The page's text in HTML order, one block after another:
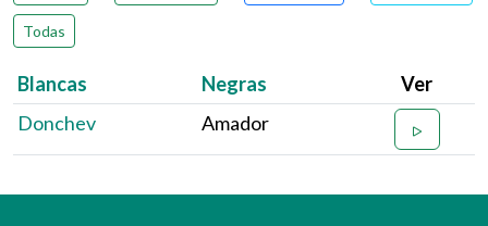
Todas
Blancas Negras
Ver
Donchev
Amador